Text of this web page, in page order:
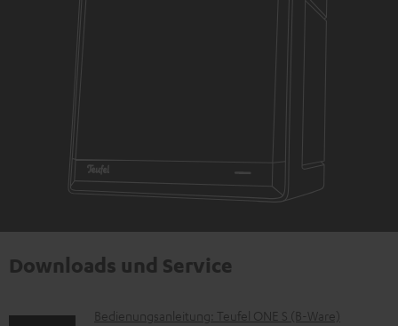
Downloads und Service
D
Bedienungsanleitung: Teufel ONE S (B-Ware)